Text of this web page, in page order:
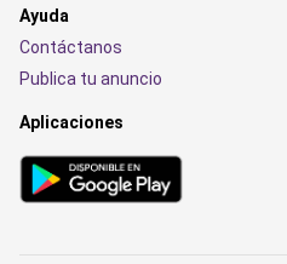
Ayuda
Contáctanos
Publica tu anuncio
Aplicaciones